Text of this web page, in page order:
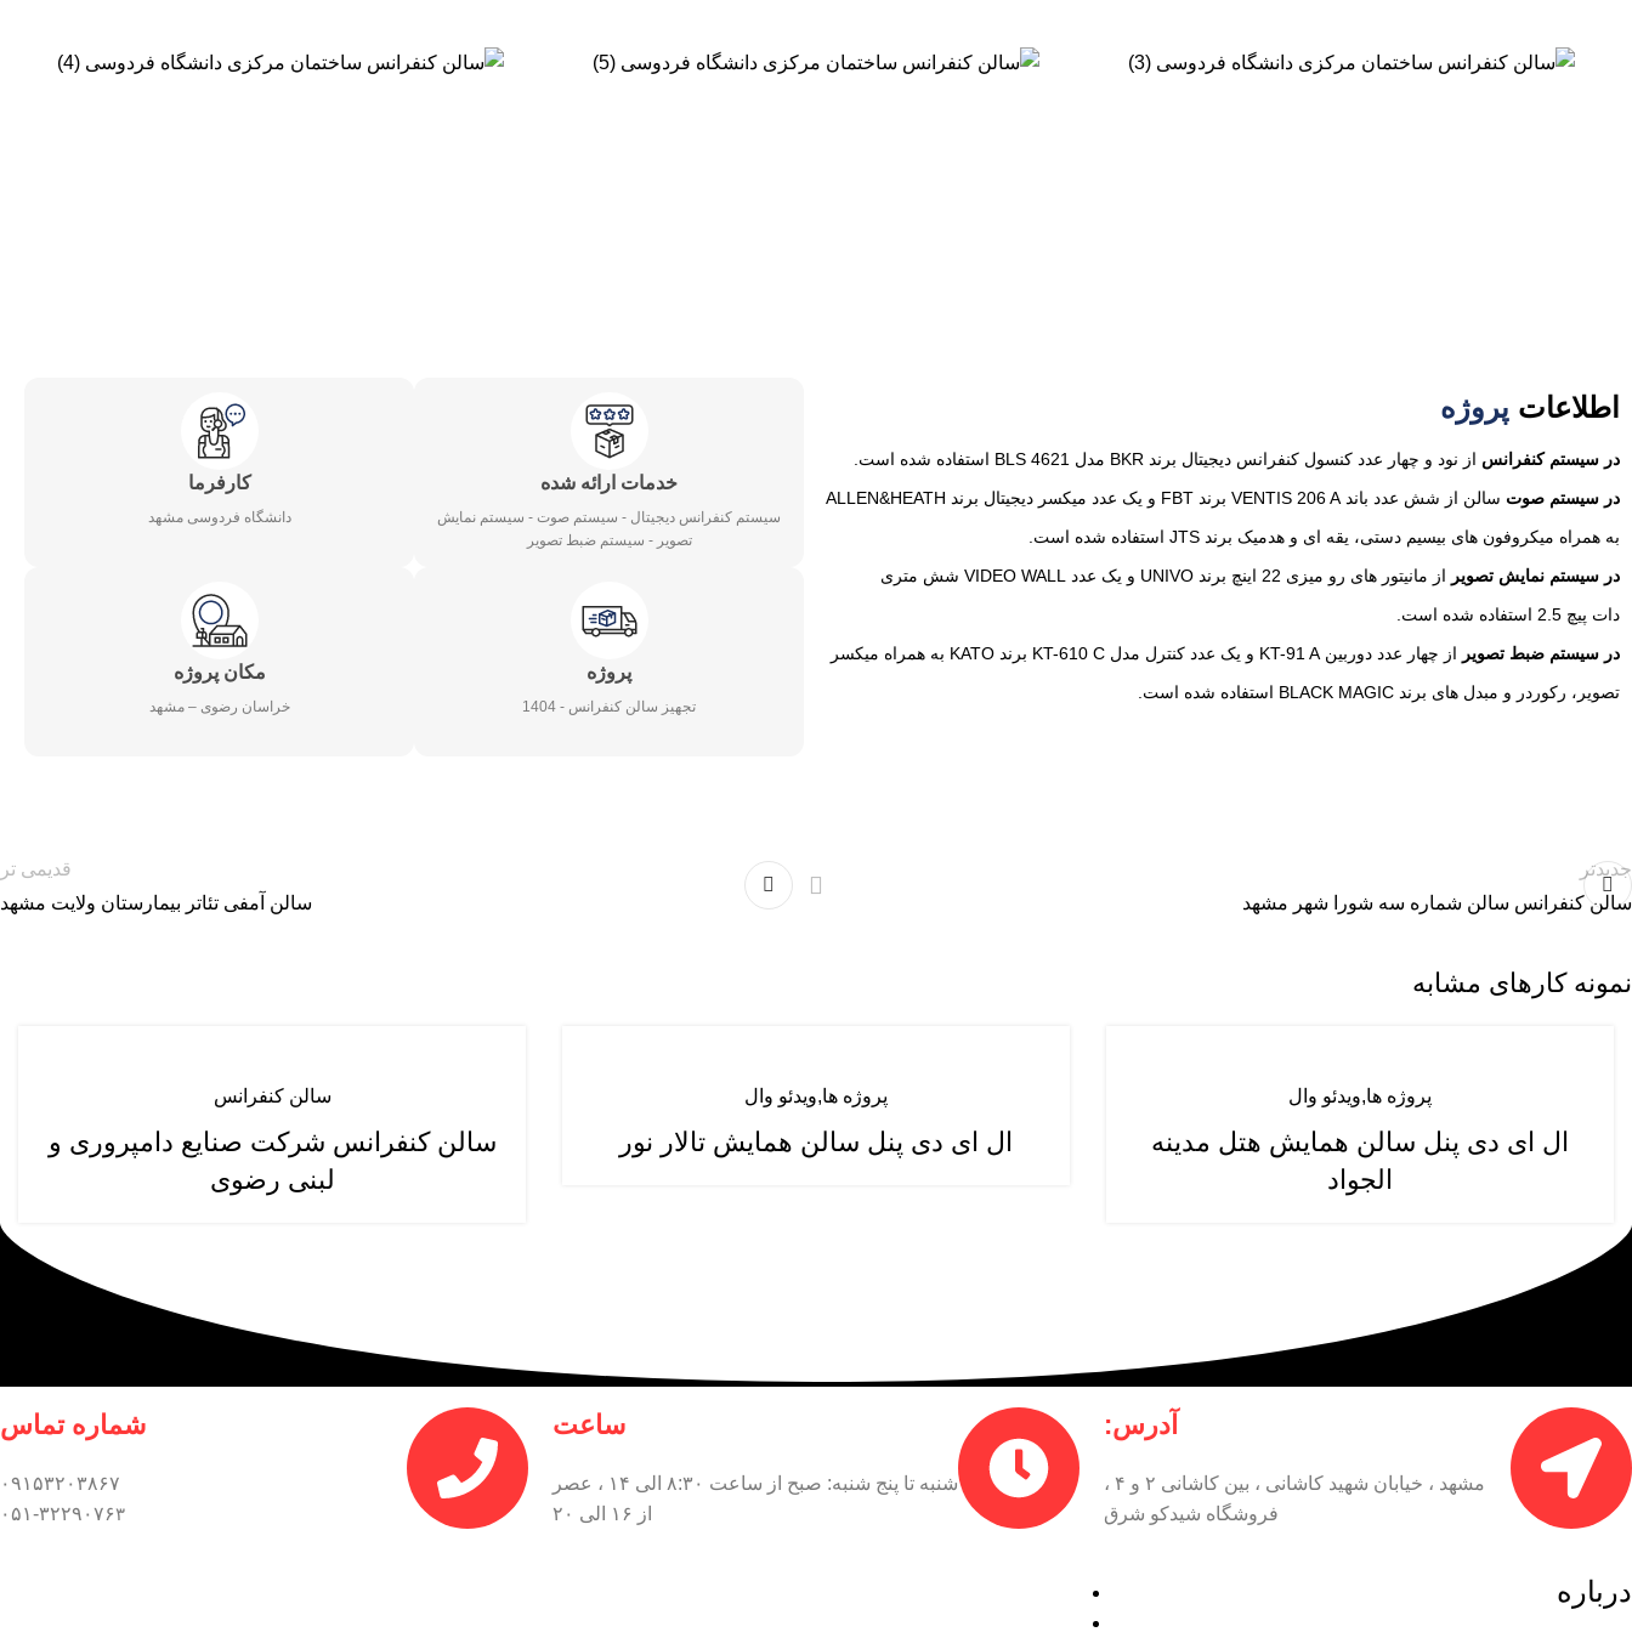
اطلاعات پروژه
در سیستم کنفرانس از نود و چهار عدد کنسول کنفرانس دیجیتال برند BKR مدل BLS 4621 استفاده شده است.
در سیستم صوت
سالن از شش عدد باند VENTIS 206 A برند FBT و یک عدد میکسر دیجیتال برند ALLEN&HEATH
به همراه میکروفون های بیسیم دستی، یقه ای و هدمیک برند JTS استفاده شده است.
در سیستم نمایش تصویر از مانیتور های رو میزی 22 اینچ برند UNIVO و یک عدد VIDEO WALL شش متری
دات پیچ 2.5 استفاده شده است.
در سیستم ضبط تصویر
از چهار عدد دوربین KT-91 A و یک عدد کنترل مدل KT-610 C برند KATO به همراه میکسر
تصویر، رکوردر و مبدل های برند BLACK MAGIC استفاده شده است.
خدمات ارائه شده
سیستم کنفرانس دیجیتال - سیستم صوت - سیستم نمایش
تصویر - سیستم ضبط تصویر
کارفرما
دانشگاه فردوسی مشهد
پروژه
تجهیز سالن کنفرانس - 1404
مکان پروژه
خراسان رضوی – مشهد
جدیدتر
سالن کنفرانس سالن شماره سه شورا شهر مشهد
قدیمی تر
سالن آمفی تئاتر بیمارستان ولایت مشهد
نمونه کارهای مشابه
پروژه ها ویدئو وال
ال ای دی پنل سالن همایش هتل مدینه
الجواد
پروژه ها ویدئو وال
ال ای دی پنل سالن همایش تالار نور
سالن کنفرانس
سالن کنفرانس شرکت صنایع دامپروری و
لبنی رضوی
آدرس:
مشهد ، خیابان شهید کاشانی ، بین کاشانی ۲ و ۴ ،
فروشگاه شیدکو شرق
ساعت
شنبه تا پنج شنبه: صبح از ساعت ۸:۳۰ الی ۱۴ ، عصر
از ۱۶ الی ۲۰
شماره تماس
۰۹۱۵۳۲۰۳۸۶۷
۰۵۱-۳۲۲۹۰۷۶۳
درباره